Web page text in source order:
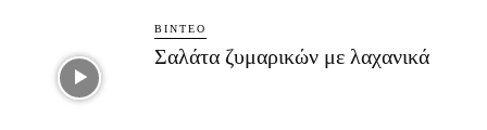
ΒΊΝΤΕΟ
Σαλάτα ζυμαρικών με λαχανικά